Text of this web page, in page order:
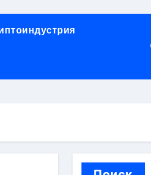
профессий
и правовые аспекты